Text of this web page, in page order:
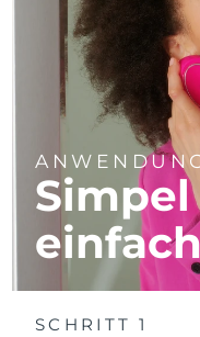
einfach
SCHRITT 1